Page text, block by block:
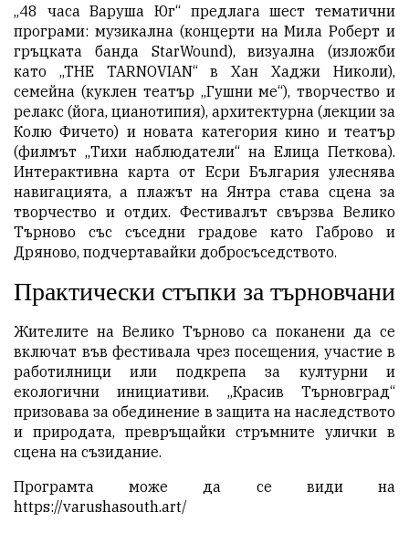
„48 часа Варуша Юг“ предлага шест тематични
програми: музикална (концерти на Мила Роберт и
гръцката банда StarWound), визуална (изложби
като „THE TARNOVIAN“ в Хан Хаджи Николи),
семейна (куклен театър „Гушни ме“), творчество и
релакс (йога, цианотипия), архитектурна (лекции за
Колю Фичето) и новата категория кино и театър
(филмът „Тихи наблюдатели“ на Елица Петкова).
Интерактивна карта от Есри България улеснява
навигацията, а плажът на Янтра става сцена за
творчество и отдих. Фестивалът свързва Велико
Търново със съседни градове като Габрово и
Дряново, подчертавайки добросъседството.
Практически стъпки за търновчани
Жителите на Велико Търново са поканени да се
включат във фестивала чрез посещения, участие в
работилници или подкрепа за културни и
екологични инициативи. „Красив Търновград“
призовава за обединение в защита на наследството
и природата, превръщайки стръмните улички в
сцена на съзидание.
Програмта може да се види на
https://varushasouth.art/